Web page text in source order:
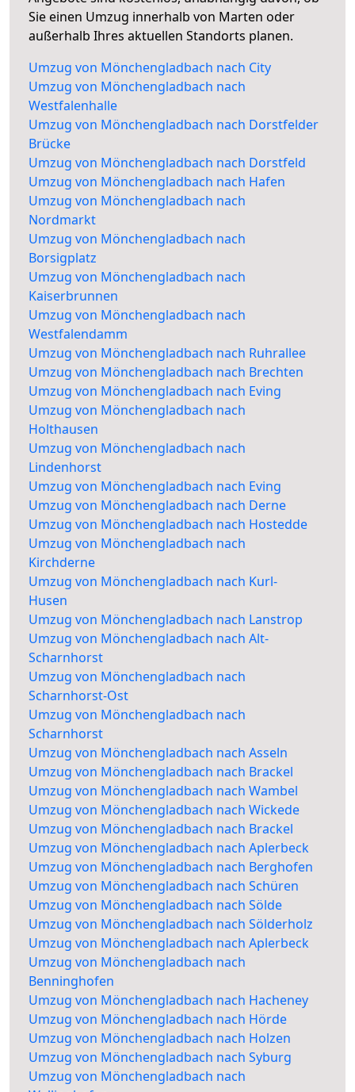
Sie einen Umzug innerhalb von Marten oder
außerhalb Ihres aktuellen Standorts planen.
Umzug von Mönchengladbach nach City
Umzug von Mönchengladbach nach
Westfalenhalle
Umzug von Mönchengladbach nach Dorstfelder
Brücke
Umzug von Mönchengladbach nach Dorstfeld
Umzug von Mönchengladbach nach Hafen
Umzug von Mönchengladbach nach
Nordmarkt
Umzug von Mönchengladbach nach
Borsigplatz
Umzug von Mönchengladbach nach
Kaiserbrunnen
Umzug von Mönchengladbach nach
Westfalendamm
Umzug von Mönchengladbach nach Ruhrallee
Umzug von Mönchengladbach nach Brechten
Umzug von Mönchengladbach nach Eving
Umzug von Mönchengladbach nach
Holthausen
Umzug von Mönchengladbach nach
Lindenhorst
Umzug von Mönchengladbach nach Eving
Umzug von Mönchengladbach nach Derne
Umzug von Mönchengladbach nach Hostedde
Umzug von Mönchengladbach nach
Kirchderne
Umzug von Mönchengladbach nach Kurl-
Husen
Umzug von Mönchengladbach nach Lanstrop
Umzug von Mönchengladbach nach Alt-
Scharnhorst
Umzug von Mönchengladbach nach
Scharnhorst-Ost
Umzug von Mönchengladbach nach
Scharnhorst
Umzug von Mönchengladbach nach Asseln
Umzug von Mönchengladbach nach Brackel
Umzug von Mönchengladbach nach Wambel
Umzug von Mönchengladbach nach Wickede
Umzug von Mönchengladbach nach Brackel
Umzug von Mönchengladbach nach Aplerbeck
Umzug von Mönchengladbach nach Berghofen
Umzug von Mönchengladbach nach Schüren
Umzug von Mönchengladbach nach Sölde
Umzug von Mönchengladbach nach Sölderholz
Umzug von Mönchengladbach nach Aplerbeck
Umzug von Mönchengladbach nach
Benninghofen
Umzug von Mönchengladbach nach Hacheney
Umzug von Mönchengladbach nach Hörde
Umzug von Mönchengladbach nach Holzen
Umzug von Mönchengladbach nach Syburg
Umzug von Mönchengladbach nach